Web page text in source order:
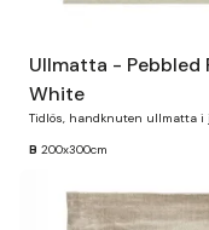
Ullmatta -
White
Tidlös, handknuten ullmatta i
B 200x300cm